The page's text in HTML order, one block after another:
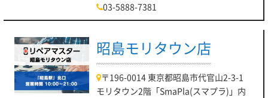
03-5888-7381
昭島モリタウン店
〒196-0014 東京都昭島市代官山2-3-1
モリタウン2階「SmaPla(スマプラ)」内